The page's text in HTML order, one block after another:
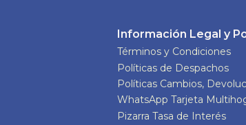
Información Legal y
Términos y Condiciones
Políticas de Despachos
Políticas Cambios,
WhatsApp Tarjeta
Pizarra Tasa de Interés